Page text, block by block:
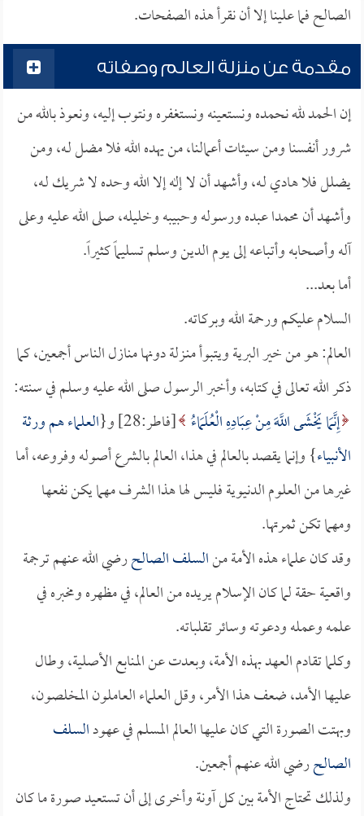
الصالح فما علينا إلا أن نقرأ هذه الصفحات.
مقدمة عن منزلة العالم وصفاته
إن الحمد لله نحمده ونستعينه ونستغفره ونتوب إليه، ونعوذ بالله من
شرور أنفسنا ومن سيئات أعمالنا، من يهده الله فلا مضل لـه، ومن
يضلل فلا هادي لـه، وأشهد أن لا إله إلا الله وحده لا شريك لـه،
وأشهد أن محمدا عبده ورسوله وحبيبه وخليله، صلى الله عليه وعلى
آله وأصحابه وأتباعه إلى يوم الدين وسلم تسليماً كثيراً.
أما بعد...
السلام عليكم ورحمة الله وبركاته.
العالم: هو من خير البرية ويتبوأ منـزلة دونها منازل الناس أجمعين، كما
ذكر الله تعالى في كتابه، وأخبر الرسول صلى الله عليه وسلم في سنته:
إِنَّمَا يَخْشَى اللَّهَ مِنْ عِبَادِهِ الْعُلَمَاءُ [فاطر:28] و{
العلماء هم ورثة
الأنبياء} وإنما يقصد بالعالم في هذا، العالم بالشرع أصوله وفروعه، أما
غيرها من العلوم الدنيوية فليس لها هذا الشرف مهما يكن نفعها
ومهما تكن ثمرتها.
وقد كان علماء هذه الأمة منالسلف الصالحرضي الله عنهم ترجمة
واقعية حقة لما كان الإسلام يريده من العالم، في مظهره ومخبره في
علمه وعمله ودعوته وسائر تقلباته.
وكلما تقادم العهد بهذه الأمة، وبعدت عن المنابع الأصلية، وطال
عليها الأمد، ضعف هذا الأمر، وقل العلماء العاملون المخلصون،
وبهتت الصورة التي كان عليها العالم المسلم في عهودالسلف
الصالحرضي الله عنهم أجمعين.
ولذلك تحتاج الأمة بين كل آونة وأخرى إلى أن تستعيد صورة ما كان